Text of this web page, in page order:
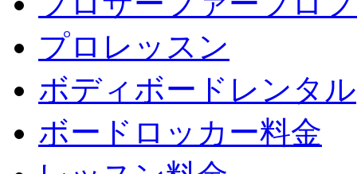
プロレッスン
ボディボードレンタル
ボードロッカー料金